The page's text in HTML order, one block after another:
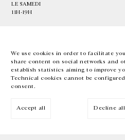
We use cookies in order to facilitate
share content on social networks and
establish statistics aiming to improve
Technical cookies cannot be
consent.
Accept all Decline all
LE SAMEDI
11H-19H
EN FR 中文 Facebook Instagram
Inscrivez-vous à notre newsletter